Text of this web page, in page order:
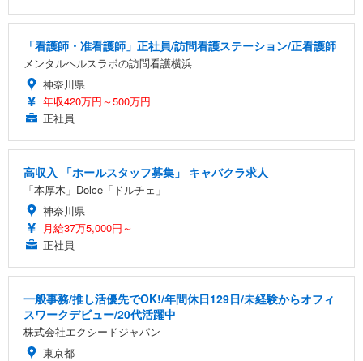
「看護師・准看護師」正社員/訪問看護ステーション/正看護師
メンタルヘルスラボの訪問看護横浜
神奈川県
年収420万円～500万円
正社員
高収入 「ホールスタッフ募集」 キャバクラ求人
「本厚木」Dolce「ドルチェ」
神奈川県
月給37万5,000円～
正社員
一般事務/推し活優先でOK!/年間休日129日/未経験からオフィ
スワークデビュー/20代活躍中
株式会社エクシードジャパン
東京都